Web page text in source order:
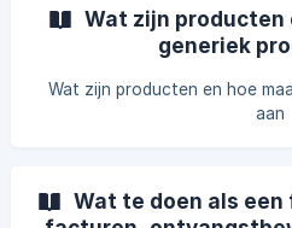
Wat zijn producten
generiek
Wat zijn producten en hoe
aan
Wat te doen als